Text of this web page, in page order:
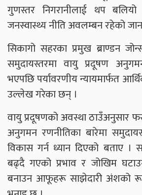
गुणस्तर निगरानीलाई थप बलियो
जनस्वास्थ्य नीति अवलम्बन रहेको
सिकागो सहरका प्रमुख ब्राण्डन
समुदायस्तरमा वायु प्रदूषण
भएपछि पर्यावरणीय न्यायमार्फत
उल्लेख गरेका छन् ।
वायु प्रदूषणको अवस्था ठाउँअनुसार
अनुगमन रणनीतिका बारेमा
विकास गर्न ध्यान दिएको बताए ।
बढ्दै गएको प्रभाव र जोखिम
बनाउन आफूहरू साझेदारी अंशको